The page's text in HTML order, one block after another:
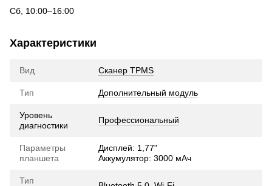
Сб, 10:00–16:00
Характеристики
Вид Сканер TPMS
Тип Дополнительный модуль
Уровень
диагностики
Профессиональный
Параметры
планшета
Дисплей: 1,77"
Аккумулятор: 3000 мАч
Тип